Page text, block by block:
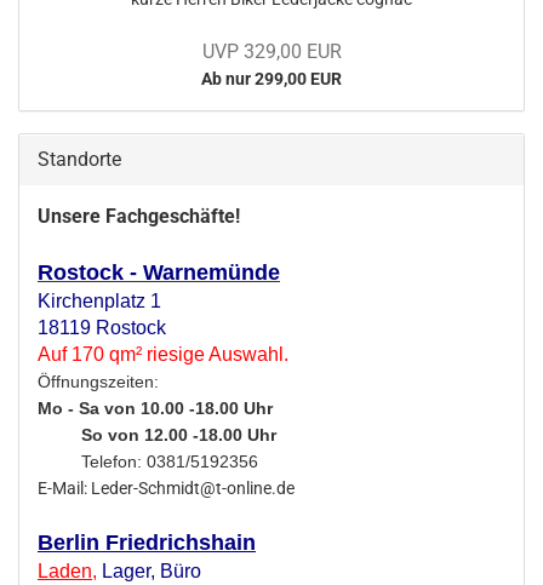
UVP 329,00 EUR
Ab nur 299,00 EUR
Standorte
Unsere Fachgeschäfte!
Rostock - Warnemünde
Kirchenplatz 1
18119 Rostock
Auf 170 qm² riesige Auswahl.
Öffnungszeiten:
Mo - Sa von 10.00 -18.00 Uhr
So von 12.00 -18.00 Uhr
Telefon: 0381/5192356
E-Mail: Leder-Schmidt@t-online.de
Berlin Friedrichshain
Laden, Lager, Büro